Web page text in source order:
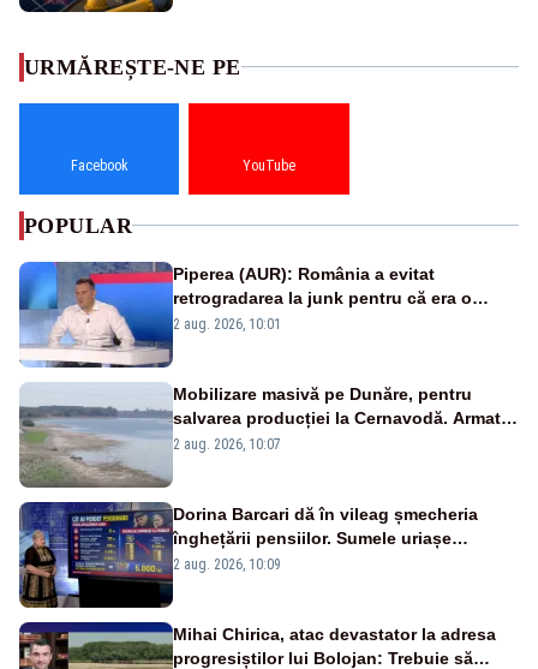
URMĂREȘTE-NE PE
Facebook YouTube
POPULAR
Piperea (AUR): România a evitat
retrogradarea la junk pentru că era o
catastrofă pentru bănci și fondurile de
2 aug. 2026, 10:01
Mobilizare masivă pe Dunăre, pentru
salvarea producției la Cernavodă. Armata
va detona o stâncă și va devia apa
2 aug. 2026, 10:07
Dorina Barcari dă în vileag șmecheria
înghețării pensiilor. Sumele uriașe
pierdute de fiecare român
2 aug. 2026, 10:09
Mihai Chirica, atac devastator la adresa
progresiștilor lui Bolojan: Trebuie să